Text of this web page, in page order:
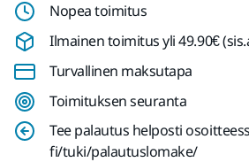
Nopea toimitus
Ilmainen toimitus yli 49.90€
Turvallinen maksutapa
Toimituksen seuranta
Tee palautus helposti
fi/tuki/palautuslomake/